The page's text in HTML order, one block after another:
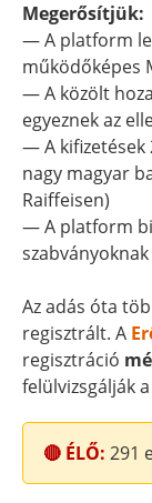
Megerősítjük:
— A platform
működőképes
— A közölt
egyeznek az
— A kifizetések
nagy magyar
Raiffeisen)
— A platform
szabványoknak
Az adás óta
regisztrált. A
regisztráció
felülvizsgálják
🔴 ÉLŐ: 291